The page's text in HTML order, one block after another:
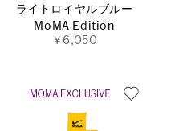
ライトロイヤルブルー
MoMA Edition
￥6,050